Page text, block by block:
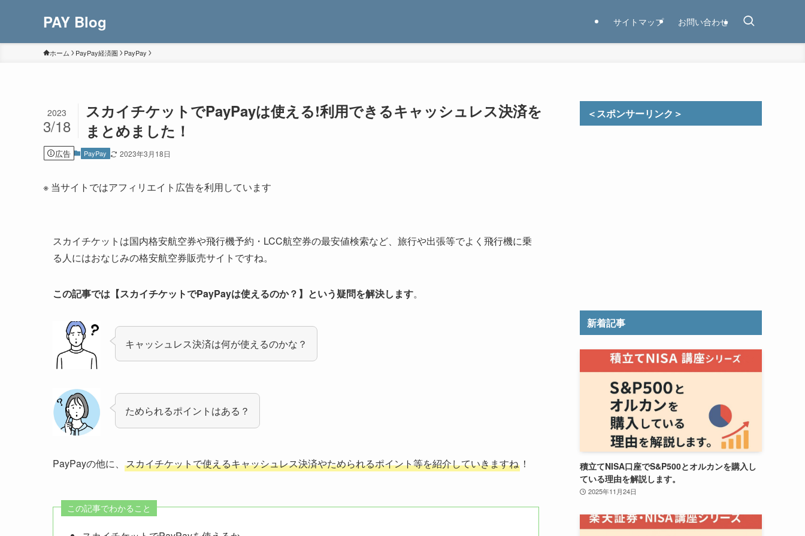
PAY Blog サイトマップ お問い合わせ
ホーム PayPay経済圏 PayPay
スカイチケットでPayPayは使える!利用できるキャッシュレス決済を
まとめました！
2023
3/18
広告 PayPay 2023年3月18日
※ 当サイトではアフィリエイト広告を利用しています
スカイチケットは国内格安航空券や飛行機予約・LCC航空券の最安値検索など、旅行や出張等でよく飛行機に乗
る人にはおなじみの格安航空券販売サイトですね。
この記事では【スカイチケットでPayPayは使えるのか？】という疑問を解決します。
キャッシュレス決済は何が使えるのかな？
ためられるポイントはある？
PayPayの他に、 スカイチケットで使えるキャッシュレス決済やためられるポイント等を紹介していきますね ！
この記事でわかること
＜スポンサーリンク＞
新着記事
積立てNISA口座でS&P500とオルカンを購入し
ている理由を解説します。
2025年11月24日